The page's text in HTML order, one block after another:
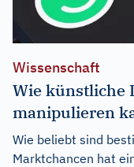
Wissenschaft
Wie künstliche
manipulieren
Wie beliebt sind
Marktchancen hat